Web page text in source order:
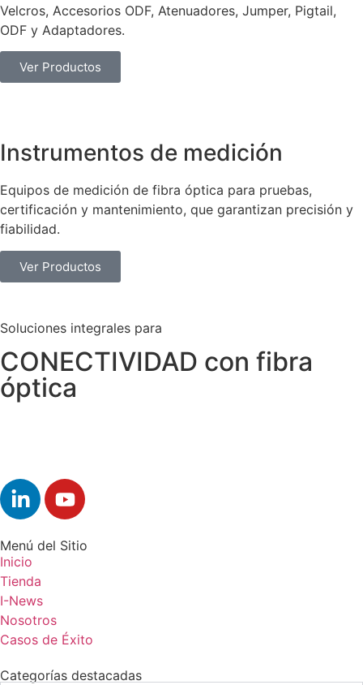
Velcros, Accesorios ODF, Atenuadores, Jumper, Pigtail,
ODF y Adaptadores.
Ver Productos
Instrumentos de medición
Equipos de medición de fibra óptica para pruebas,
certificación y mantenimiento, que garantizan precisión y
fiabilidad.
Ver Productos
Soluciones integrales para
CONECTIVIDAD con fibra
óptica
Menú del Sitio
Inicio
Tienda
I-News
Nosotros
Casos de Éxito
Categorías destacadas